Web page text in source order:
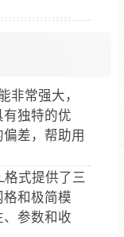
非常强大，
独特的优
差，帮助用
格式提供了三
和极简模
参数和收